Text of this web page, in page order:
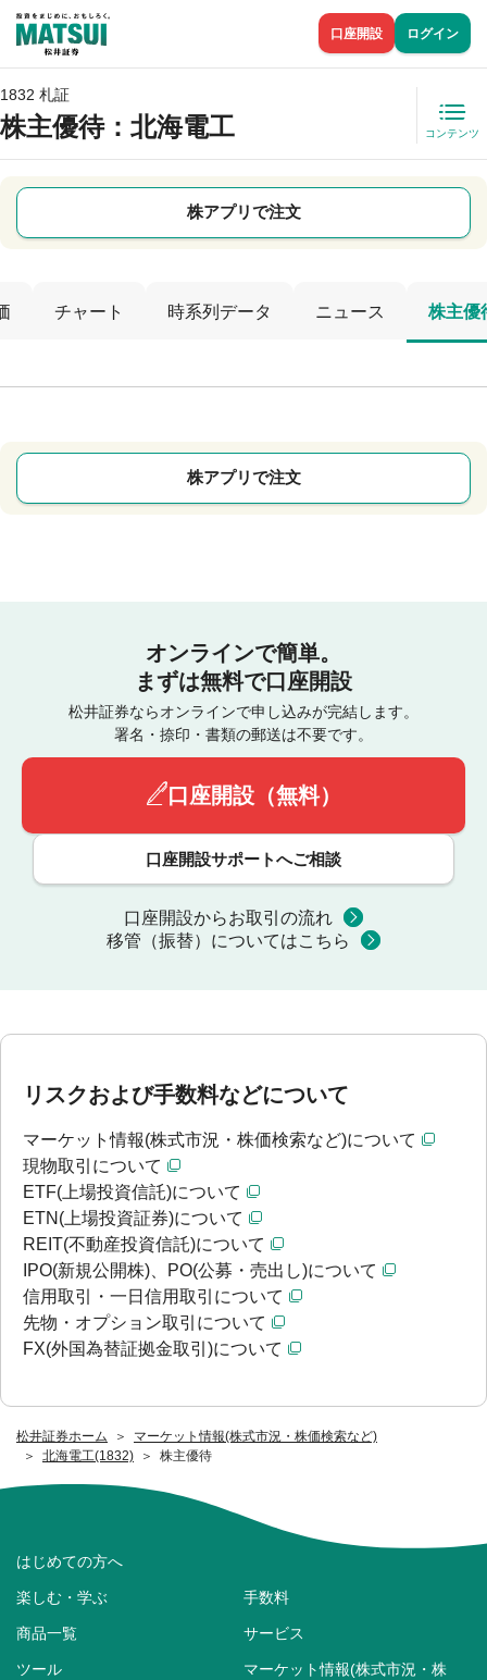
口座開設 ログイン
松井証券ホーム
マーケット情報(株式市況・株価検索など)
北海電工(1832)
株主優待
1832 札証
株主優待：北海電工 コンテンツ
株アプリで注文
チャート 時系列データ ニュース 株主優
株アプリで注文
オンラインで簡単。
まずは無料で口座開設
松井証券ならオンラインで申し込みが完結します。
署名・捺印・書類の郵送は不要です。
口座開設（無料）
口座開設サポートへご相談
口座開設からお取引の流れ
移管（振替）についてはこちら
リスクおよび手数料などについて
マーケット情報(株式市況・株価検索など)について
現物取引について
ETF(上場投資信託)について
ETN(上場投資証券)について
REIT(不動産投資信託)について
IPO(新規公開株)、PO(公募・売出し)について
信用取引・一日信用取引について
先物・オプション取引について
FX(外国為替証拠金取引)について
はじめての方へ
楽しむ・学ぶ 手数料
商品一覧 サービス
ツール
マーケット情報(株式市況・株